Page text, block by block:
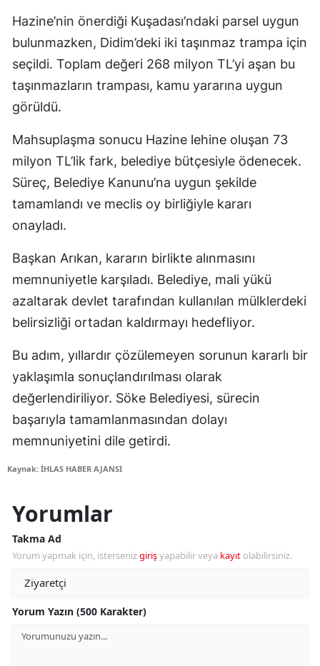
Hazine’nin önerdiği Kuşadası’ndaki parsel uygun
bulunmazken, Didim’deki iki taşınmaz trampa için
seçildi. Toplam değeri 268 milyon TL’yi aşan bu
taşınmazların trampası, kamu yararına uygun
görüldü.
Mahsuplaşma sonucu Hazine lehine oluşan 73
milyon TL’lik fark, belediye bütçesiyle ödenecek.
Süreç, Belediye Kanunu’na uygun şekilde
tamamlandı ve meclis oy birliğiyle kararı
onayladı.
Başkan Arıkan, kararın birlikte alınmasını
memnuniyetle karşıladı. Belediye, mali yükü
azaltarak devlet tarafından kullanılan mülklerdeki
belirsizliği ortadan kaldırmayı hedefliyor.
Bu adım, yıllardır çözülemeyen sorunun kararlı bir
yaklaşımla sonuçlandırılması olarak
değerlendiriliyor. Söke Belediyesi, sürecin
başarıyla tamamlanmasından dolayı
memnuniyetini dile getirdi.
Kaynak: İHLAS HABER AJANSI
Yorumlar
Takma Ad
Yorum yapmak için, istersenizgirişyapabilir veya kayıt olabilirsiniz.
Yorum Yazın (500 Karakter)